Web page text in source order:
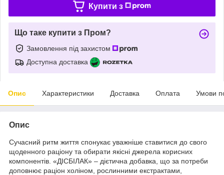
Купити з
Що таке купити з Пром?
Замовлення під захистом
Доступна доставка
Опис Характеристики Доставка Оплата Умови
Опис
Сучасний ритм життя спонукає уважніше ставитися до свого
щоденного раціону та обирати якісні джерела корисних
компонентів. «ДІСБІЛАК» – дієтична добавка, що за потреби
доповнює раціон холіном, рослинними екстрактами,